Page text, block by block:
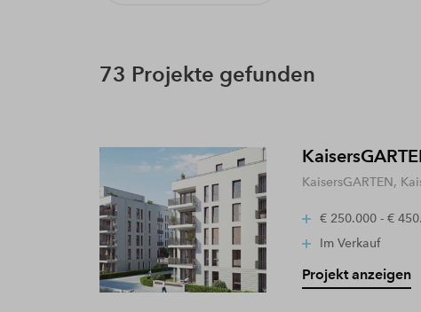
73 Projekte gefunden
KaisersGARTEN,
€ 250.000 - €
Im Verkauf
Projekt anzeigen